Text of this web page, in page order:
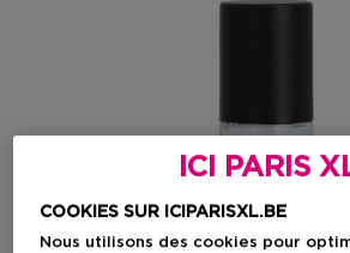
ICI PARIS
COOKIES SUR ICIPARISXL.BE
Nous utilisons des cookies pour